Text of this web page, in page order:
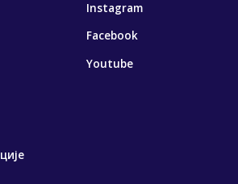
Instagram
Facebook
Youtube